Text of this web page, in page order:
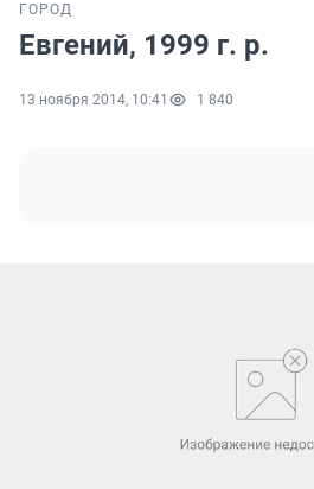
ГОРОД
Евгений, 1999 г. р.
13 ноября 2014, 10:41 1 840